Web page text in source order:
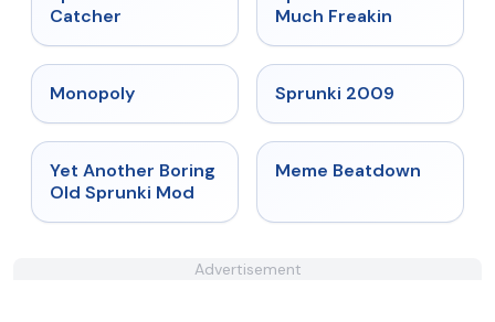
Catcher
Much Freakin
Monopoly Sprunki 2009
★ 4.6
Yet Another Boring
Old Sprunki Mod
★ 4.4
Meme Beatdown
Advertisement